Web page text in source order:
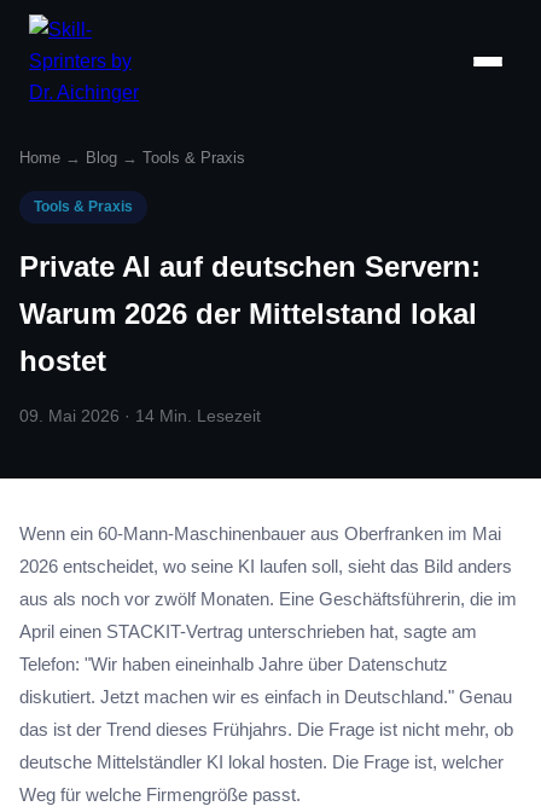
Home → Blog → Tools & Praxis
Tools & Praxis
Private AI auf deutschen Servern:
Warum 2026 der Mittelstand lokal
hostet
09. Mai 2026 · 14 Min. Lesezeit
Wenn ein 60-Mann-Maschinenbauer aus Oberfranken im Mai
2026 entscheidet, wo seine KI laufen soll, sieht das Bild anders
aus als noch vor zwölf Monaten. Eine Geschäftsführerin, die im
April einen STACKIT-Vertrag unterschrieben hat, sagte am
Telefon: "Wir haben eineinhalb Jahre über Datenschutz
diskutiert. Jetzt machen wir es einfach in Deutschland." Genau
das ist der Trend dieses Frühjahrs. Die Frage ist nicht mehr, ob
deutsche Mittelständler KI lokal hosten. Die Frage ist, welcher
Weg für welche Firmengröße passt.